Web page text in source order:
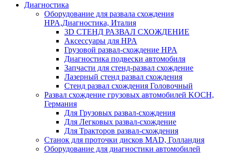
Диагностика
Оборудование для развала схождения
HPA,Диагностика, Италия
3D СТЕНД РАЗВАЛ СХОЖДЕНИЕ
Аксессуары для HPA
Грузовой развал-схождение HPA
Диагностика подвески автомобиля
Запчасти для стенд-развал схождение
Лазерный стенд развал схождения
Стенд развал схождения Головочный
Развал схождение грузовых автомобилей KOCH,
Германия
Для Грузовых развал-схождения
Для Легковых развал-схождение
Для Тракторов развал-схождения
Станок для проточки дисков MAD, Голландия
Оборудование для диагностики автомобилей